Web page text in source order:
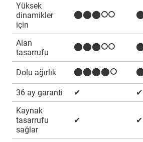
Yüksek
dinamikler
için
⬤⬤⬤⭘⭘
Alan
tasarrufu
⬤⬤⬤⭘⭘
Dolu ağırlık ⬤⬤⬤⬤⭘
36 ay garanti ✔ ✔
Kaynak
tasarrufu
sağlar
✔ ✔